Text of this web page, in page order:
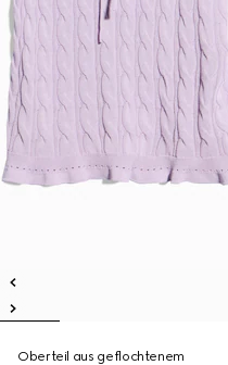
Oberteil aus geflochtenem